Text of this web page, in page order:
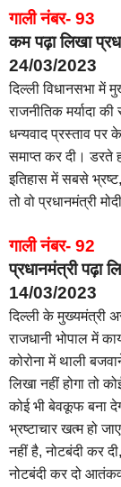
गाली नंबर- 93
कम पढ़ा लिखा
24/03/2023
दिल्ली विधानसभा में
राजनीतिक मर्यादा
धन्यवाद प्रस्ताव पर
समाप्त कर दी। डरते
इतिहास में सबसे
तो वो प्रधानमंत्री
गाली नंबर- 92
प्रधानमंत्री पढ़ा
14/03/2023
दिल्ली के मुख्यमंत्री
राजधानी भोपाल में
कोरोना में थाली
लिखा नहीं होगा तो
कोई भी बेवकूफ बना
भ्रष्टाचार खत्म हो
नहीं है, नोटबंदी कर
नोटबंदी कर दो